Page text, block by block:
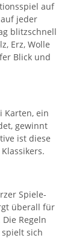
auf
jeder
blitzschnell
Erz, Wolle
Blick und
Karten, ein
gewinnt
ist diese
Spiele-
überall für
Regeln
sich